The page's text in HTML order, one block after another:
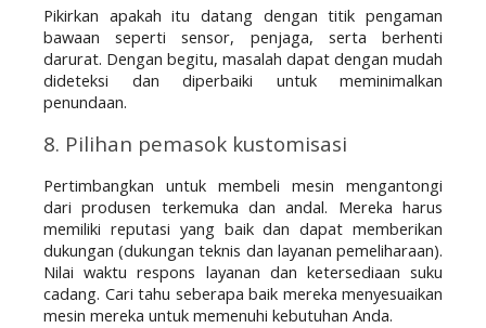
Pikirkan apakah itu datang dengan titik pengaman
bawaan seperti sensor, penjaga, serta berhenti
darurat. Dengan begitu, masalah dapat dengan mudah
dideteksi dan diperbaiki untuk meminimalkan
penundaan.
8. Pilihan pemasok kustomisasi
Pertimbangkan untuk membeli mesin mengantongi
dari produsen terkemuka dan andal. Mereka harus
memiliki reputasi yang baik dan dapat memberikan
dukungan (dukungan teknis dan layanan pemeliharaan).
Nilai waktu respons layanan dan ketersediaan suku
cadang. Cari tahu seberapa baik mereka menyesuaikan
mesin mereka untuk memenuhi kebutuhan Anda.